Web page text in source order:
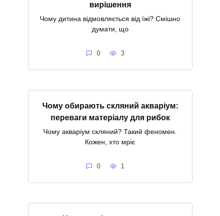
вирішення
Чому дитина відмовляється від їжі? Смішно
думати, що
0 3
Чому обирають скляний акваріум:
переваги матеріалу для рибок
Чому акваріум скляний? Такий феномен.
Кожен, хто мріє
0 1